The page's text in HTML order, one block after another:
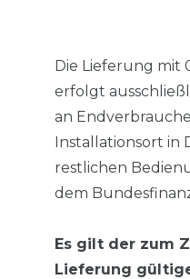
Die Lieferung mit
erfolgt
an
Installationsort in
restlichen
dem
Es gilt der zum
Lieferung